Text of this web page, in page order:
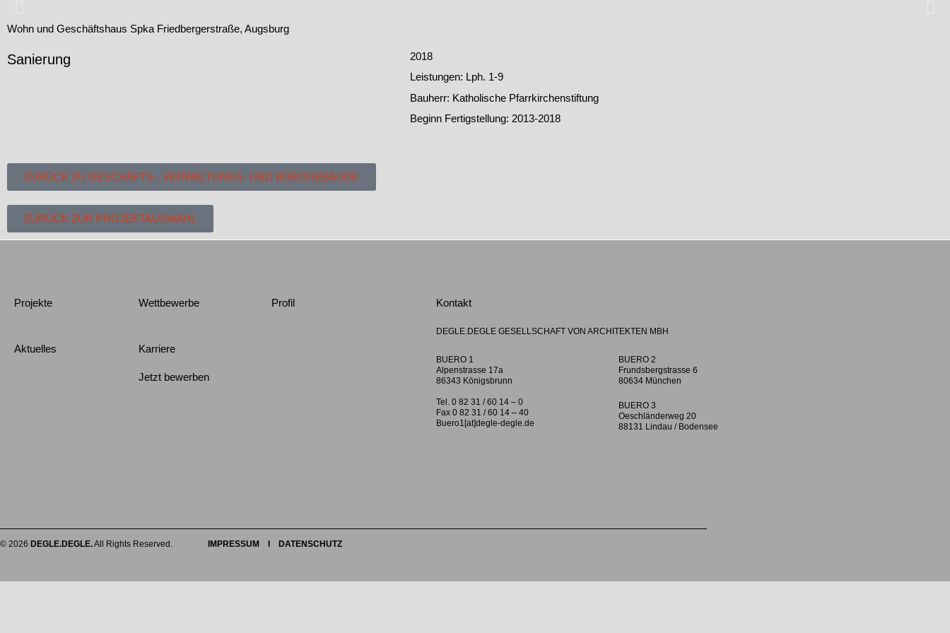
Wohn und Geschäftshaus Spka Friedbergerstraße, Augsburg
Sanierung
2018
Leistungen: Lph. 1-9
Bauherr: Katholische Pfarrkirchenstiftung
Beginn Fertigstellung: 2013-2018
ZURÜCK ZU GESCHÄFTS-, VERWALTUNGS- UND BÜROGEBÄUDE
ZURÜCK ZUR PROJEKTAUSWAHL
Projekte
Aktuelles
Wettbewerbe
Karriere
Jetzt bewerben
Profil Kontakt
DEGLE.DEGLE GESELLSCHAFT VON ARCHITEKTEN MBH
BUERO 1
Alpenstrasse 17a
86343 Königsbrunn
Tel. 0 82 31 / 60 14 – 0
Fax 0 82 31 / 60 14 – 40
Buero1[at]degle-degle.de
BUERO 2
Frundsbergstrasse 6
80634 München
BUERO 3
Oeschländerweg 20
88131 Lindau / Bodensee
© 2026 DEGLE.DEGLE.All Rights Reserved. IMPRESSUM IDATENSCHUTZ